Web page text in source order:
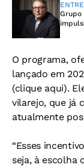
Grupo
O programa,
lançado em
(clique aqui).
vilarejo, que já
atualmente
“Esses
seja, à escolha